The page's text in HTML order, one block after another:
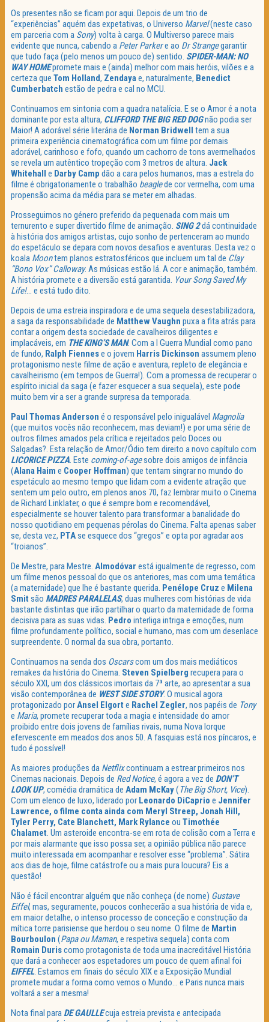
Os presentes não se ficam por aqui. Depois de um trio de
“experiências” aquém das expetativas, o Universo Marvel(neste caso
em parceria com a Sony) volta à carga. O Multiverso parece mais
evidente que nunca, cabendo a Peter Parkere ao Dr Strangegarantir
que tudo faça (pelo menos um pouco de) sentido. SPIDER-MAN: NO
WAY HOMEpromete mais e (ainda) melhor com mais heróis, vilões e a
certeza que Tom Holland, Zendayae, naturalmente, Benedict
Cumberbatch estão de pedra e cal no MCU.
Continuamos em sintonia com a quadra natalícia. E se o Amor é a nota
dominante por esta altura, CLIFFORD THE BIG RED DOGnão podia ser
Maior! A adorável série literária de Norman Bridwell tem a sua
primeira experiência cinematográfica com um filme por demais
adorável, carinhoso e fofo, quando um cachorro de tons avermelhados
se revela um autêntico tropeção com 3 metros de altura. Jack
Whitehall e Darby Camp dão a cara pelos humanos, mas a estrela do
filme é obrigatoriamente o trabalhão beaglede cor vermelha, com uma
propensão acima da média para se meter em alhadas.
Prosseguimos no género preferido da pequenada com mais um
ternurento e super divertido filme de animação. SING 2dá continuidade
à história dos amigos artistas, cujo sonho de pertenceram ao mundo
do espetáculo se depara com novos desafios e aventuras. Desta vez o
koala Moontem planos estratosféricos que incluem um tal de Clay
“Bono Vox” Calloway. As músicas estão lá. A cor e animação, também.
A história promete e a diversão está garantida. Your Song Saved My
Life!… e está tudo dito.
Depois de uma estreia inspiradora e de uma sequela desestabilizadora,
a saga da responsabilidade de Matthew Vaughn puxa a fita atrás para
contar a origem desta sociedade de cavalheiros diligentes e
implacáveis, em THE KING’S MAN. Com a I Guerra Mundial como pano
de fundo, Ralph Fiennese o jovem Harris Dickinson assumem pleno
protagonismo neste filme de ação e aventura, repleto de elegância e
cavalheirismo (em tempos de Guerra!). Com a promessa de recuperar o
espírito inicial da saga (e fazer esquecer a sua sequela), este pode
muito bem vir a ser a grande surpresa da temporada.
Paul Thomas Anderson é o responsável pelo inigualável Magnolia
(que muitos vocês não reconhecem, mas deviam!) e por uma série de
outros filmes amados pela crítica e rejeitados pelo Doces ou
Salgadas?. Esta relação de Amor/Ódio tem direito a novo capítulo com
LICORICE PIZZA. Este coming-of-agesobre dois amigos de infância
(Alana Haim e Cooper Hoffman) que tentam singrar no mundo do
espetáculo ao mesmo tempo que lidam com a evidente atração que
sentem um pelo outro, em plenos anos 70, faz lembrar muito o Cinema
de Richard Linklater, o que é sempre bom e recomendável,
especialmente se houver talento para transformar a banalidade do
nosso quotidiano em pequenas pérolas do Cinema. Falta apenas saber
se, desta vez, PTAse esquece dos “gregos” e opta por agradar aos
“troianos”.
De Mestre, para Mestre. Almodóvar está igualmente de regresso, com
um filme menos pessoal do que os anteriores, mas com uma temática
(a maternidade) que lhe é bastante querida. Penélope Cruz e Milena
Smitsão MADRES PARALELAS, duas mulheres com histórias de vida
bastante distintas que irão partilhar o quarto da maternidade de forma
decisiva para as suas vidas. Pedro interliga intriga e emoções, num
filme profundamente político, social e humano, mas com um desenlace
surpreendente. O normal da sua obra, portanto.
Continuamos na senda dos Oscarscom um dos mais mediáticos
remakes da história do Cinema. Steven Spielberg recupera para o
século XXI, um dos clássicos imortais da 7ª arte, ao apresentar a sua
visão contemporânea de WEST SIDE STORY. O musical agora
protagonizado porAnsel Elgorte Rachel Zegler, nos papéis de Tony
e Maria, promete recuperar toda a magia e intensidade do amor
proibido entre dois jovens de famílias rivais, numa Nova Iorque
efervescente em meados dos anos 50. A fasquias está nos píncaros, e
tudo é possível!
As maiores produções da Netflixcontinuam a estrear primeiros nos
Cinemas nacionais. Depois de Red Notice, é agora a vez de DON’T
LOOK UP, comédia dramática de Adam McKay( The Big Short, Vice).
Com um elenco de luxo, liderado por Leonardo DiCaprio e Jennifer
Lawrence, o filme conta ainda com Meryl Streep, Jonah Hill,
Tyler Perry, Cate Blanchett, Mark Rylance ou Timothée
Chalamet. Um asteroide encontra-se em rota de colisão com a Terra e
por mais alarmante que isso possa ser, a opinião pública não parece
muito interessada em acompanhar e resolver esse “problema”. Sátira
aos dias de hoje, filme catástrofe ou a mais pura loucura? Eis a
questão!
Não é fácil encontrar alguém que não conheça (de nome) Gustave
Eiffel, mas, seguramente, poucos conhecerão a sua história de vida e,
em maior detalhe, o intenso processo de conceção e construção da
mítica torre parisiense que herdou o seu nome. O filme de Martin
Bourboulon (Papa ou Maman, e respetiva sequela) conta com
Romain Duriscomo protagonista de toda uma inacreditável História
que dará a conhecer aos espetadores um pouco de quem afinal foi
EIFFEL. Estamos em finais do século XIX e a Exposição Mundial
promete mudar a forma como vemos o Mundo… e Paris nunca mais
voltará a ser a mesma!
Nota final para DE GAULLEcuja estreia prevista e antecipada